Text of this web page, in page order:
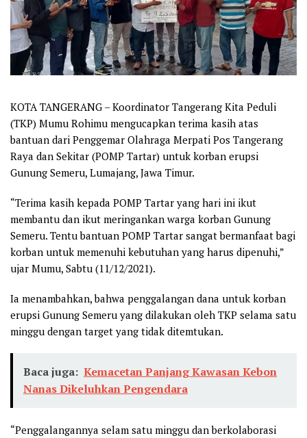
KOTA TANGERANG – Koordinator Tangerang Kita Peduli
(TKP) Mumu Rohimu mengucapkan terima kasih atas
bantuan dari Penggemar Olahraga Merpati Pos Tangerang
Raya dan Sekitar (POMP Tartar) untuk korban erupsi
Gunung Semeru, Lumajang, Jawa Timur.
“Terima kasih kepada POMP Tartar yang hari ini ikut
membantu dan ikut meringankan warga korban Gunung
Semeru. Tentu bantuan POMP Tartar sangat bermanfaat bagi
korban untuk memenuhi kebutuhan yang harus dipenuhi,”
ujar Mumu, Sabtu (11/12/2021).
Ia menambahkan, bahwa penggalangan dana untuk korban
erupsi Gunung Semeru yang dilakukan oleh TKP selama satu
minggu dengan target yang tidak ditemtukan.
Baca juga: Kemacetan Panjang Kawasan Kebon
Nanas Dikeluhkan Pengendara
“Penggalangannya selam satu minggu dan berkolaborasi